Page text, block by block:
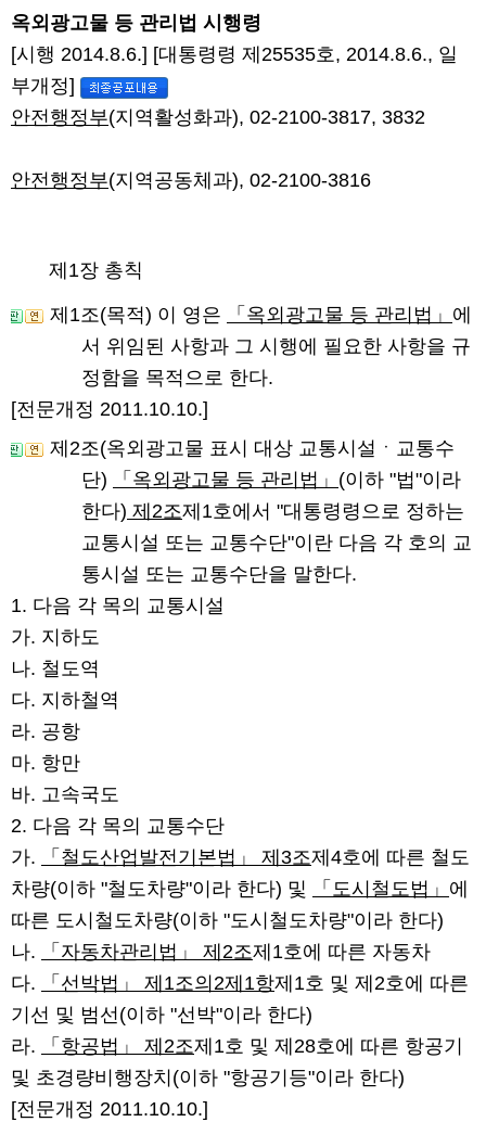
옥외광고물 등 관리법 시행령
[시행 2014.8.6.] [대통령령 제25535호, 2014.8.6., 일
부개정]
안전행정부(지역활성화과), 02-2100-3817, 3832
안전행정부(지역공동체과), 02-2100-3816
제1장 총칙
제1조(목적) 이 영은 「옥외광고물 등 관리법」 에
서 위임된 사항과 그 시행에 필요한 사항을 규
정함을 목적으로 한다.
[전문개정 2011.10.10.]
제2조(옥외광고물 표시 대상 교통시설ㆍ교통수
단)
「옥외광고물 등 관리법」 (이하 "법"이라
한다) 제2조제1호에서 "대통령령으로 정하는
교통시설 또는 교통수단"이란 다음 각 호의 교
통시설 또는 교통수단을 말한다.
1. 다음 각 목의 교통시설
가. 지하도
나. 철도역
다. 지하철역
라. 공항
마. 항만
바. 고속국도
2. 다음 각 목의 교통수단
가.
「철도산업발전기본법」 제3조제4호에 따른 철도
차량(이하 "철도차량"이라 한다) 및
「도시철도법」 에
따른 도시철도차량(이하 "도시철도차량"이라 한다)
나.
「자동차관리법」 제2조제1호에 따른 자동차
다.
「선박법」 제1조의2제1항제1호 및 제2호에 따른
기선 및 범선(이하 "선박"이라 한다)
라.
「항공법」 제2조제1호 및 제28호에 따른 항공기
및 초경량비행장치(이하 "항공기등"이라 한다)
[전문개정 2011.10.10.]